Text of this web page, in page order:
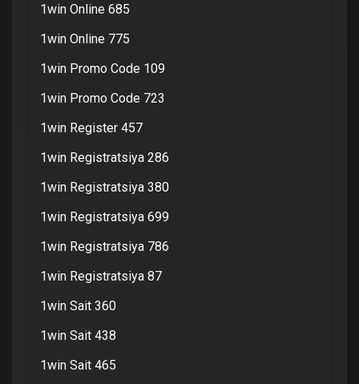
1win Online 685
1win Online 775
1win Promo Code 109
1win Promo Code 723
1win Register 457
1win Registratsiya 286
1win Registratsiya 380
1win Registratsiya 699
1win Registratsiya 786
1win Registratsiya 87
1win Sait 360
1win Sait 438
1win Sait 465